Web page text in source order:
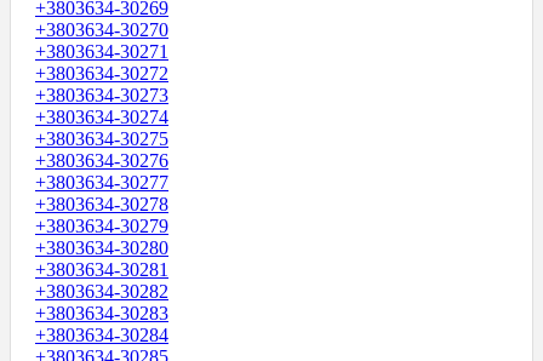
+3803634-30269
+3803634-30270
+3803634-30271
+3803634-30272
+3803634-30273
+3803634-30274
+3803634-30275
+3803634-30276
+3803634-30277
+3803634-30278
+3803634-30279
+3803634-30280
+3803634-30281
+3803634-30282
+3803634-30283
+3803634-30284
+3803634-30285